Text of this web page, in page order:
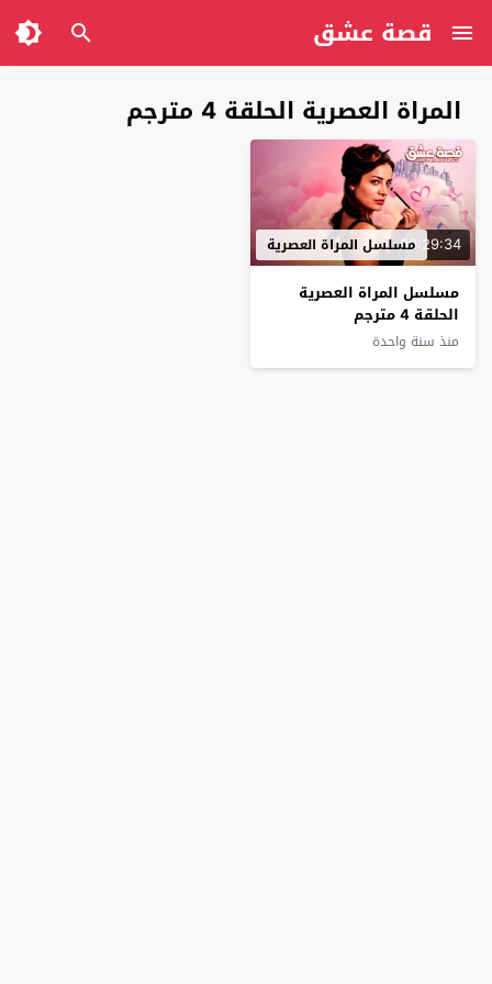
قصة عشق
المراة العصرية الحلقة 4 مترجم
00:29:34مسلسل المراة العصرية
مسلسل المراة العصرية
الحلقة 4 مترجم
منذ سنة واحدة